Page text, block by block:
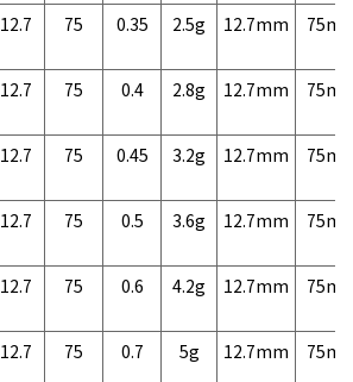
12.7 75 0.35 2.5g 12.7mm
12.7 75 0.4 2.8g 12.7mm
12.7 75 0.45 3.2g 12.7mm
12.7 75 0.5 3.6g 12.7mm
12.7 75 0.6 4.2g 12.7mm
12.7 75 0.7 5g 12.7mm